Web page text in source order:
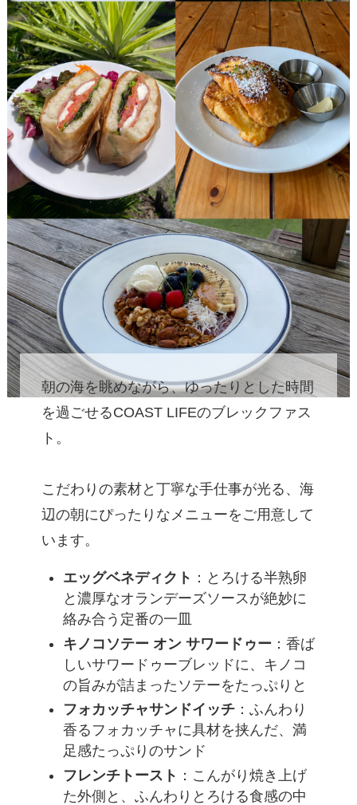
朝の海を眺めながら、ゆったりとした時間
を過ごせるCOAST LIFEのブレックファス
ト。
こだわりの素材と丁寧な手仕事が光る、海
辺の朝にぴったりなメニューをご用意して
います。
エッグベネディクト ：とろける半熟卵
と濃厚なオランデーズソースが絶妙に
絡み合う定番の一皿
キノコソテー オン サワードゥー ：香ば
しいサワードゥーブレッドに、キノコ
の旨みが詰まったソテーをたっぷりと
フォカッチャサンドイッチ：ふんわり
香るフォカッチャに具材を挟んだ、満
足感たっぷりのサンド
フレンチトースト ：こんがり焼き上げ
た外側と、ふんわりとろける食感の中